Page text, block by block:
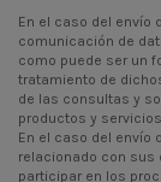
En el caso del envío
comunicación de
como puede ser un
tratamiento de
de las consultas y
productos y servicios
En el caso del envío
relacionado con sus
participar en los